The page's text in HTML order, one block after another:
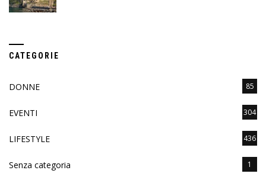
CATEGORIE
DONNE 85
EVENTI 304
LIFESTYLE 436
Senza categoria 1